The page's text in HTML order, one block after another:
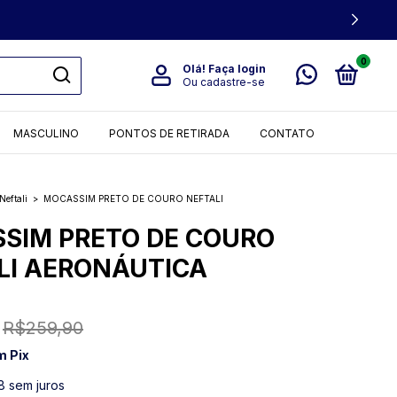
Olá! Faça login
Ou cadastre-se
0
MASCULINO PONTOS DE RETIRADA CONTATO
Neftali > MOCASSIM PRETO DE COURO NEFTALI
PRETO DE COURO
AERONÁUTICA
R$259,90
Pix
sem juros